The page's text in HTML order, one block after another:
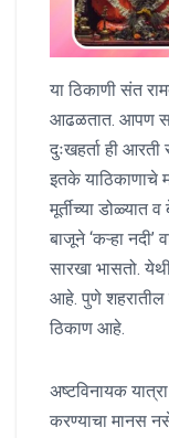
या ठिकाणी संत
आढळतात. आपण
दुःखहर्ता ही
इतके याठिकाणाचे
मूर्तीच्या डोळ्यात
बाजूने ‘कऱ्हा नदी’
सारखा भासतो.
आहे. पुणे शहरातील
ठिकाण आहे.
अष्टविनायक
करण्याचा मानस